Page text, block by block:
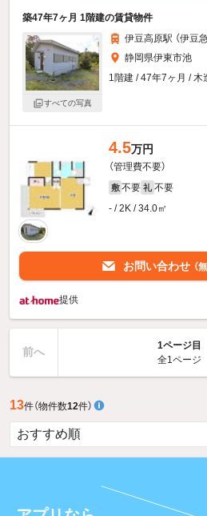
築47年7ヶ月 1階建の賃貸物件
すべての写真
伊豆高原駅 （伊豆急
静岡県伊東市池
1階建 / 47年7ヶ月 / 木
4.5万円
（管理費不要）
敷 不要 礼 不要
- / 2K / 34.0㎡
お問い合わせ （
提供
前へ
1ページ目
全1ページ
13件（物件数12件）